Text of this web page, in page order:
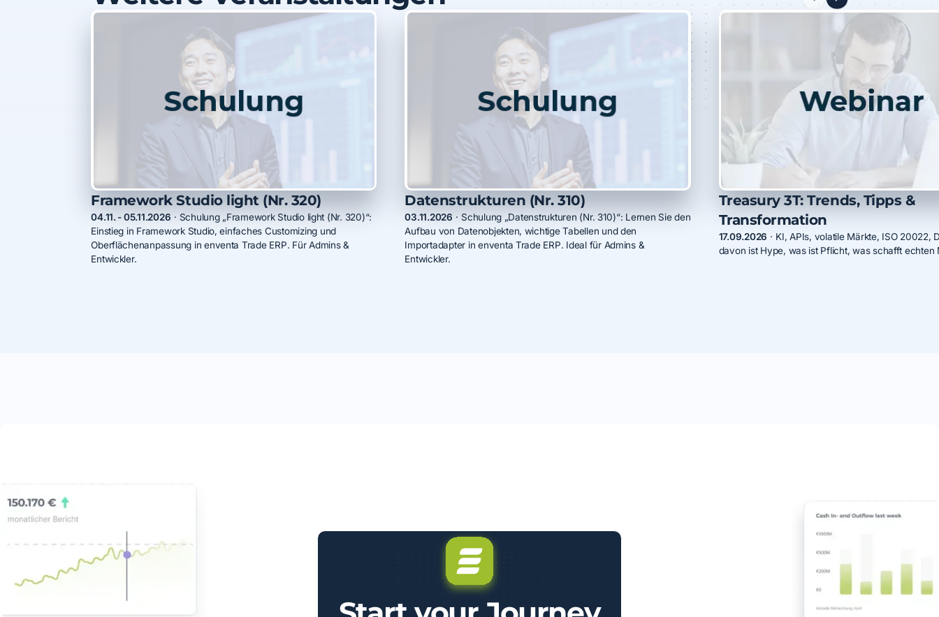
Framework Studio light (Nr. 320)
04.11. - 05.11.2026 · Schulung „Framework Studio light (Nr. 320)“:
Einstieg in Framework Studio, einfaches Customizing und
Oberflächenanpassung in enventa Trade ERP. Für Admins &
Entwickler.
Datenstrukturen (Nr. 310)
03.11.2026 · Schulung „Datenstrukturen (Nr. 310)“: Lernen Sie den
Aufbau von Datenobjekten, wichtige Tabellen und den
Importadapter in enventa Trade ERP. Ideal für Admins &
Entwickler.
Treasury 3T: Trends, Tipps &
Transformation
17.09.2026 · KI, APIs, volatile Märkte, ISO 20022,
davon ist Hype, was ist Pflicht, was schafft echten